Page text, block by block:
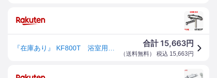
合計15,663円
（送料無料） 税込 15,663 円